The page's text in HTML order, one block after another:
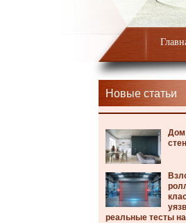
Новые статьи
Дом
реальные тесты